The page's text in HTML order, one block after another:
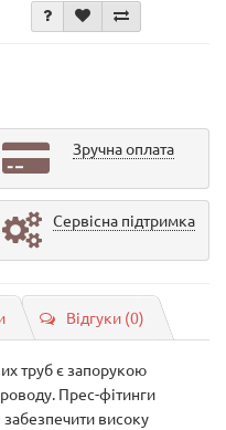
Зручна оплата
Сервісна підтримка
Відгуки (0)
труб є запорукою
Прес-фітинги
забезпечити високу